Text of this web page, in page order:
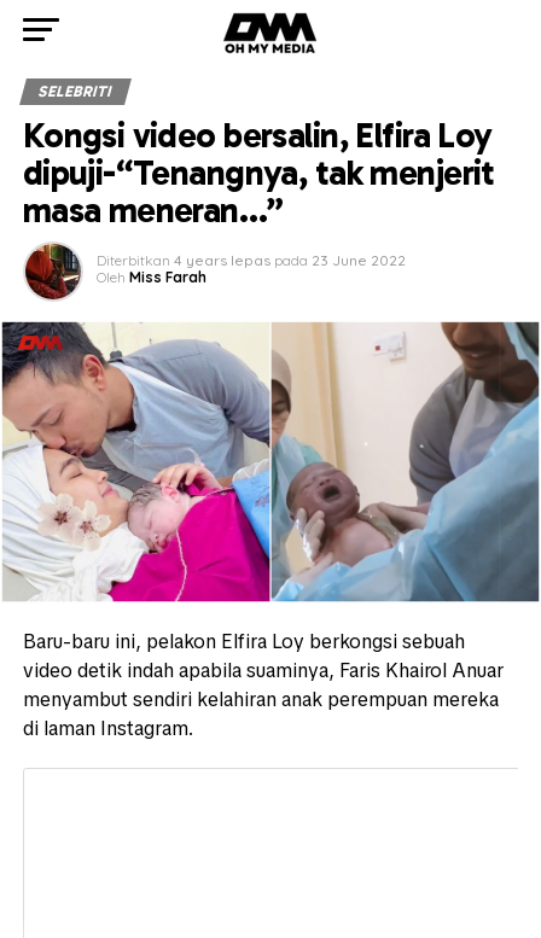
SELEBRITI
Kongsi video bersalin, Elfira Loy
dipuji-“Tenangnya, tak menjerit
masa meneran…”
Diterbitkan 4 years lepas pada 23 June 2022
Oleh Miss Farah
Baru-baru ini, pelakon Elfira Loy berkongsi sebuah
video detik indah apabila suaminya, Faris Khairol Anuar
menyambut sendiri kelahiran anak perempuan mereka
di laman Instagram.